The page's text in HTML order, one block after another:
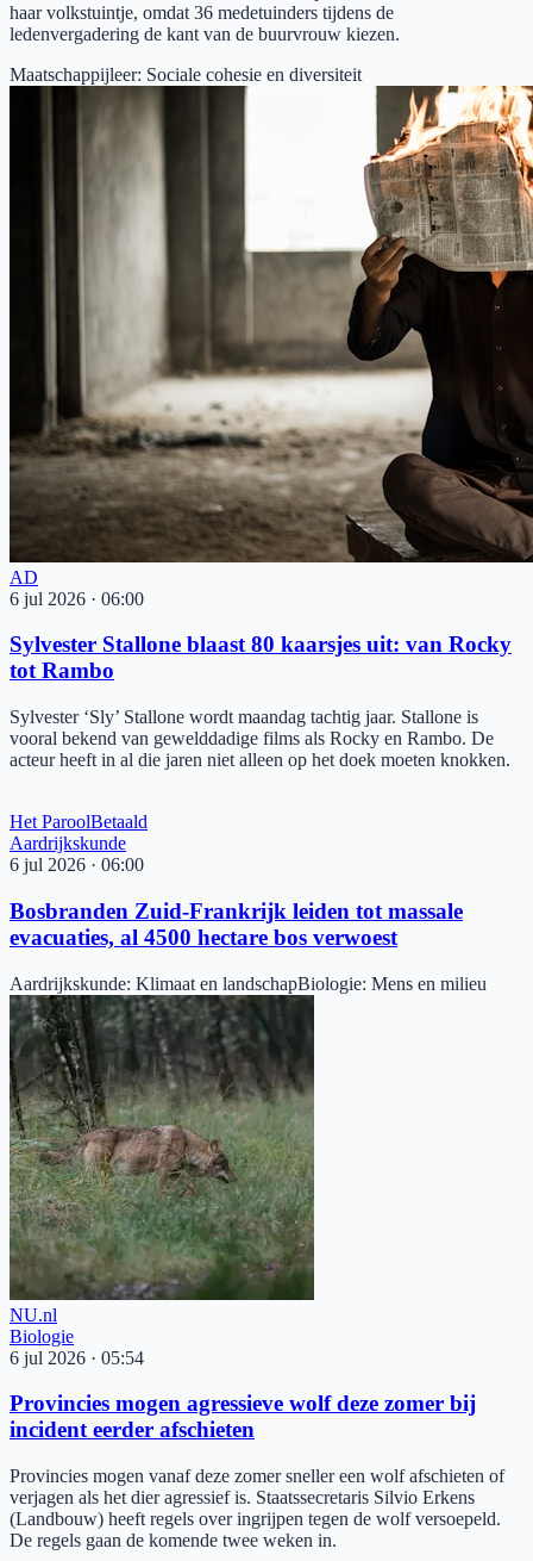
haar volkstuintje, omdat 36 medetuinders tijdens de
ledenvergadering de kant van de buurvrouw kiezen.
Maatschappijleer: Sociale cohesie en diversiteit
AD
6 jul 2026 · 06:00
Sylvester Stallone blaast 80 kaarsjes uit: van Rocky
tot Rambo
Sylvester ‘Sly’ Stallone wordt maandag tachtig jaar. Stallone is
vooral bekend van gewelddadige films als Rocky en Rambo. De
acteur heeft in al die jaren niet alleen op het doek moeten knokken.
Het ParoolBetaald
Aardrijkskunde
6 jul 2026 · 06:00
Bosbranden Zuid-Frankrijk leiden tot massale
evacuaties, al 4500 hectare bos verwoest
Aardrijkskunde: Klimaat en landschapBiologie: Mens en milieu
NU.nl
Biologie
6 jul 2026 · 05:54
Provincies mogen agressieve wolf deze zomer bij
incident eerder afschieten
Provincies mogen vanaf deze zomer sneller een wolf afschieten of
verjagen als het dier agressief is. Staatssecretaris Silvio Erkens
(Landbouw) heeft regels over ingrijpen tegen de wolf versoepeld.
De regels gaan de komende twee weken in.